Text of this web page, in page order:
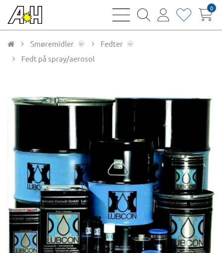
bars
magnifying
user
heart0
Smøremidler
Fedter
Fedt på spray/aerosol